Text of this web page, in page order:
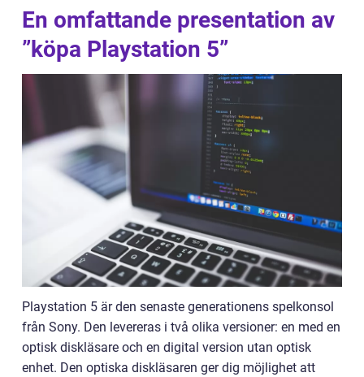
En omfattande presentation av
”köpa Playstation 5”
Playstation 5 är den senaste generationens spelkonsol
från Sony. Den levereras i två olika versioner: en med en
optisk diskläsare och en digital version utan optisk
enhet. Den optiska diskläsaren ger dig möjlighet att